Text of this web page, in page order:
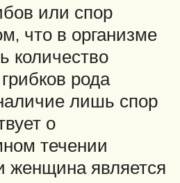
или спор
что в организме
количество
рода
лишь спор
о
течении
женщина является